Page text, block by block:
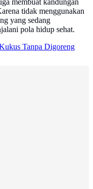
membuat kandungan
tidak menggunakan
yang sedang
pola hidup sehat.
Tanpa Digoreng